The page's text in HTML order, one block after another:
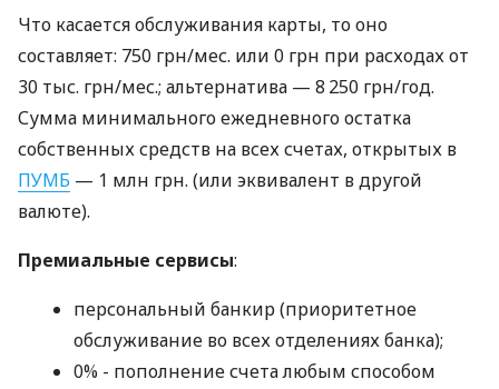
Что касается обслуживания карты, то оно
составляет: 750 грн/мес. или 0 грн при расходах от
30 тыс. грн/мес.; альтернатива — 8 250 грн/год.
Сумма минимального ежедневного остатка
собственных средств на всех счетах, открытых в
ПУМБ — 1 млн грн. (или эквивалент в другой
валюте).
Премиальные сервисы:
персональный банкир (приоритетное
обслуживание во всех отделениях банка);
0% - пополнение счета любым способом